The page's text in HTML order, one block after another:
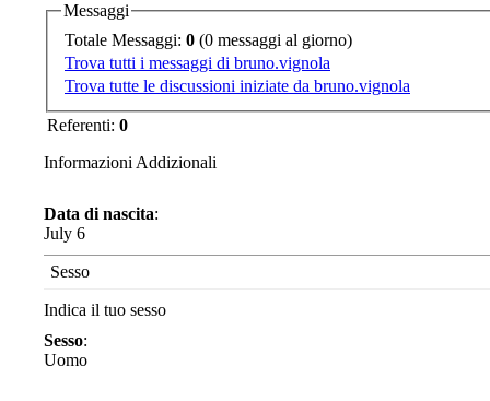
Messaggi
Totale Messaggi: 0 (0 messaggi al giorno)
Trova tutti i messaggi di bruno.vignola
Trova tutte le discussioni iniziate da bruno.vignola
Referenti: 0
Informazioni Addizionali
Data di nascita:
July 6
Sesso
Indica il tuo sesso
Sesso:
Uomo